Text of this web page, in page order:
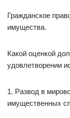
Гражданское
имущества.
Какой оценкой
удовлетворении
1. Развод в
имущественных